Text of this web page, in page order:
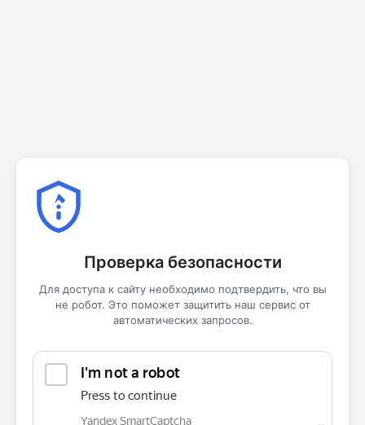
Проверка безопасности
Для доступа к сайту необходимо подтвердить, что вы
не робот. Это поможет защитить наш сервис от
автоматических запросов.